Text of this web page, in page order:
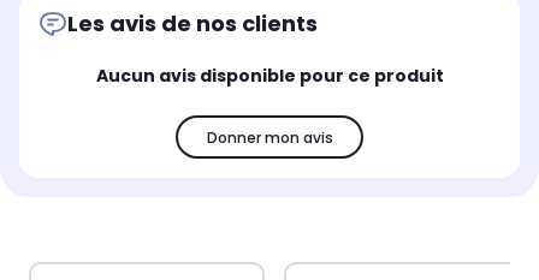
Les avis de nos clients
Aucun avis disponible pour ce produit
Donner mon avis